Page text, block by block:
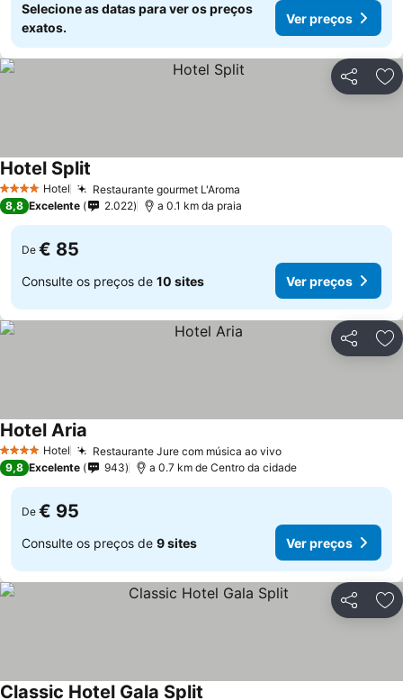
Selecione as datas para ver os preços
exatos.
Ver preços
Partilhar
4 EstrelasHotel Restaurante gourmet L'Aroma
Hotel Split
8,8 Excelente 2.022 a 0.1 km da praia
De € 85
Consulte os preços de 10 sites Ver preços
Partilhar
4 EstrelasHotel Restaurante Jure com música ao vivo
Hotel Aria
9,8 Excelente 943 a 0.7 km de Centro da cidade
De € 95
Consulte os preços de 9 sites Ver preços
Partilhar
Classic Hotel Gala Split